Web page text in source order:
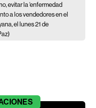
evitar la ‘enfermedad
a los vendedores en el
el lunes 21 de